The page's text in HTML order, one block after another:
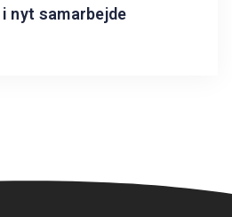
i nyt samarbejde